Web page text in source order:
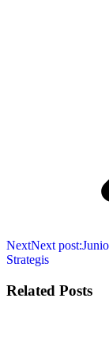
NextNext post:
Strategis
Related Posts